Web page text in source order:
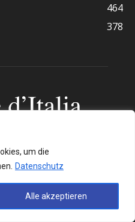
um die
Datenschutz
Alle akzeptieren
464
378
dal 1951 in Germania,
formata da circa 700.000
più riscontro in una clientela